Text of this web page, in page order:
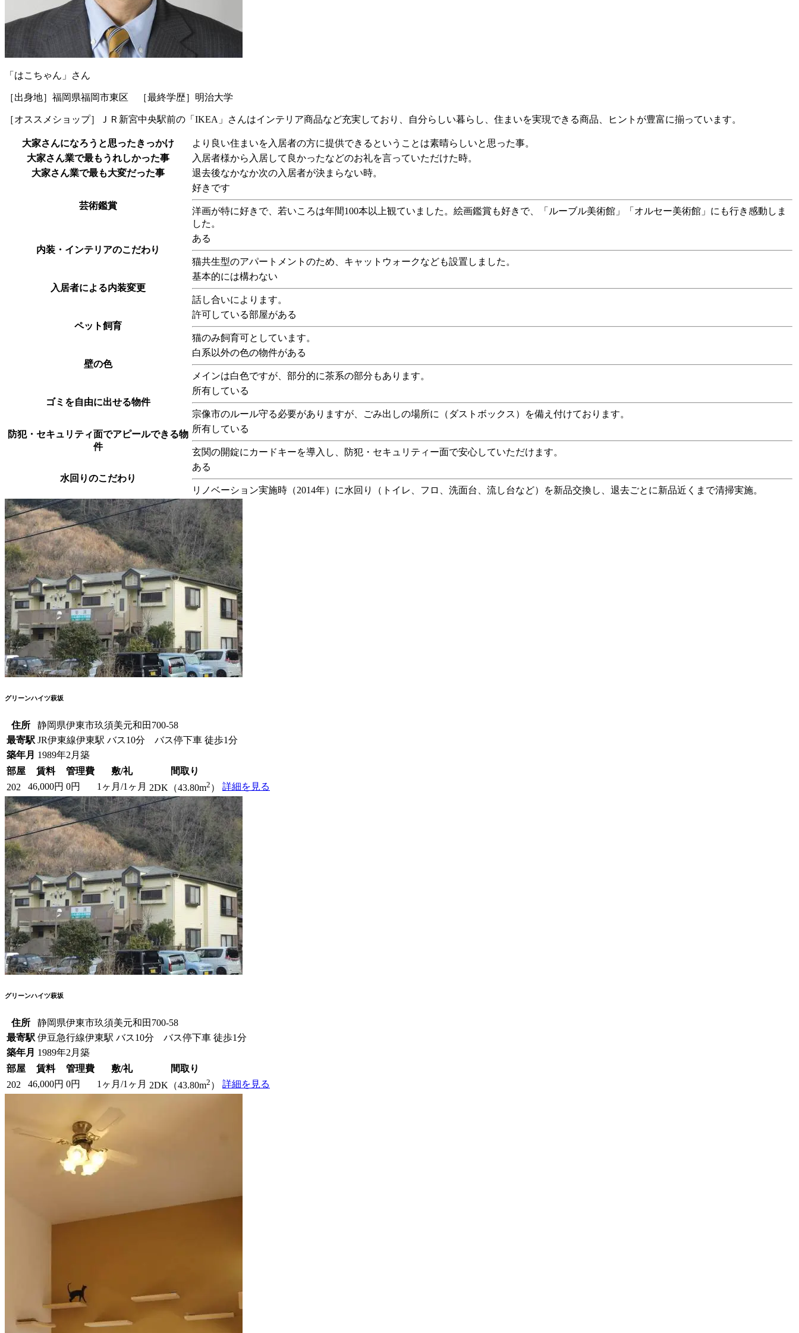
「はこちゃん」さん
［出身地］福岡県福岡市東区 ［最終学歴］明治大学
［オススメショップ］ＪＲ新宮中央駅前の「IKEA」さんはインテリア商品など充実しており、自分らしい暮らし、住まいを実現できる商品、ヒントが豊富に揃っています。
大家さんになろうと思ったきっかけ
より良い住まいを入居者の方に提供できるということは素晴らしいと思った事。
大家さん業で最もうれしかった事
入居者様から入居して良かったなどのお礼を言っていただけた時。
大家さん業で最も大変だった事
退去後なかなか次の入居者が決まらない時。
芸術鑑賞
好きです
洋画が特に好きで、若いころは年間100本以上観ていました。絵画鑑賞も好きで、「ルーブル美術館」「オルセー美術館」にも行き感動しま
した。
内装・インテリアのこだわり
ある
猫共生型のアパートメントのため、キャットウォークなども設置しました。
入居者による内装変更
基本的には構わない
話し合いによります。
ペット飼育
許可している部屋がある
猫のみ飼育可としています。
壁の色
白系以外の色の物件がある
メインは白色ですが、部分的に茶系の部分もあります。
ゴミを自由に出せる物件
所有している
宗像市のルール守る必要がありますが、ごみ出しの場所に（ダストボックス）を備え付けております。
防犯・セキュリティ面でアピールできる物
件
所有している
玄関の開錠にカードキーを導入し、防犯・セキュリティー面で安心していただけます。
水回りのこだわり
ある
リノベーション実施時（2014年）に水回り（トイレ、フロ、洗面台、流し台など）を新品交換し、退去ごとに新品近くまで清掃実施。
グリーンハイツ萩坂
住所
静岡県伊東市玖須美元和田700-58
最寄駅 JR伊東線伊東駅 バス10分 バス停下車 徒歩1分
築年月 1989年2月築
部屋
賃料 管理費 敷/礼
間取り
202
46,000円 0円 1ヶ月/1ヶ月 2DK（43.80m2 ） 詳細を見る
グリーンハイツ萩坂
住所
静岡県伊東市玖須美元和田700-58
最寄駅 伊豆急行線伊東駅 バス10分 バス停下車 徒歩1分
築年月 1989年2月築
部屋
賃料 管理費 敷/礼
間取り
202
46,000円 0円 1ヶ月/1ヶ月 2DK（43.80m2 ） 詳細を見る